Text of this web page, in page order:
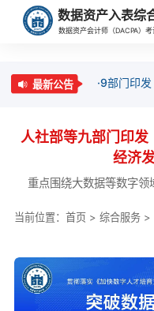
数据资产入表综
数据资产会计师（DACPA）
最新公告 ·9部门印
人社部等九部门印
经济
重点围绕大数据等数字领
当前位置： 首页> 综合服务>